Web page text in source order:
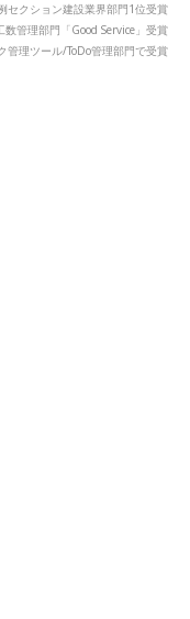
セクション建設業界部門1位受賞
管理部門「Good Service」受賞
理ツール/ToDo管理部門で受賞